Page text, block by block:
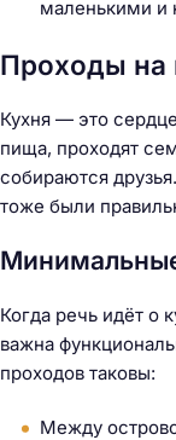
маленькими и
Проходы на
Кухня — это
пища, проходят
собираются
тоже были
Когда речь идёт о
важна
проходов таковы:
Между